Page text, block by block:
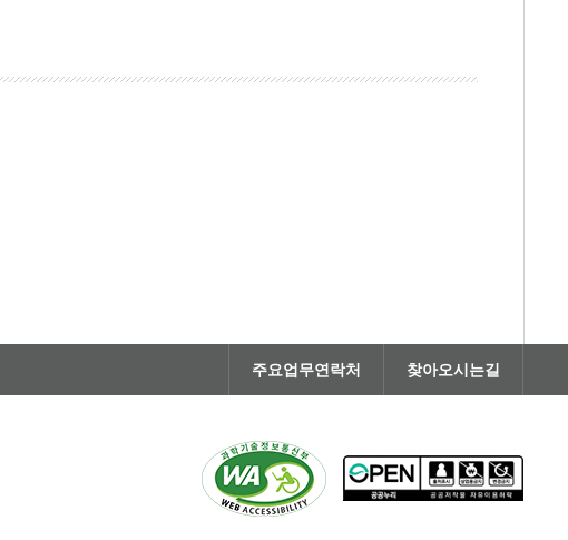
주요업무연락처 찾아오시는길